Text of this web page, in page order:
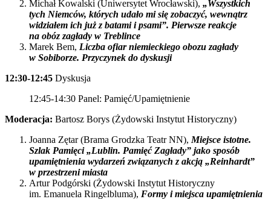
Michał Kowalski (Uniwersytet Wrocławski), „Wszystkich
tych Niemców, których udało mi się zobaczyć, wewnątrz
widziałem ich już z batami i psami”. Pierwsze reakcje
na obóz zagłady w Treblince
Marek Bem, Liczba ofiar niemieckiego obozu zagłady
w Sobiborze. Przyczynek do dyskusji
12:30-12:45 Dyskusja
12:45-14:30 Panel: Pamięć/Upamiętnienie
Moderacja: Bartosz Borys (Żydowski Instytut Historyczny)
Joanna Zętar (Brama Grodzka Teatr NN), Miejsce istotne.
Szlak Pamięci „Lublin. Pamięć Zagłady” jako sposób
upamiętnienia wydarzeń związanych z akcją „Reinhardt”
w przestrzeni miasta
Artur Podgórski (Żydowski Instytut Historyczny
im. Emanuela Ringelbluma), Formy i miejsca upamiętnienia